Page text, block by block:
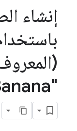
إنشاء
"Nano Banana")